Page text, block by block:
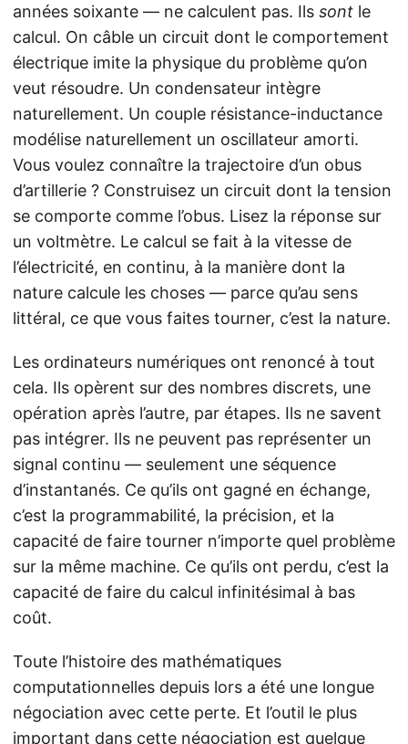
années soixante — ne calculent pas. Ils sont le
calcul. On câble un circuit dont le comportement
électrique imite la physique du problème qu’on
veut résoudre. Un condensateur intègre
naturellement. Un couple résistance-inductance
modélise naturellement un oscillateur amorti.
Vous voulez connaître la trajectoire d’un obus
d’artillerie ? Construisez un circuit dont la tension
se comporte comme l’obus. Lisez la réponse sur
un voltmètre. Le calcul se fait à la vitesse de
l’électricité, en continu, à la manière dont la
nature calcule les choses — parce qu’au sens
littéral, ce que vous faites tourner, c’est la nature.
Les ordinateurs numériques ont renoncé à tout
cela. Ils opèrent sur des nombres discrets, une
opération après l’autre, par étapes. Ils ne savent
pas intégrer. Ils ne peuvent pas représenter un
signal continu — seulement une séquence
d’instantanés. Ce qu’ils ont gagné en échange,
c’est la programmabilité, la précision, et la
capacité de faire tourner n’importe quel problème
sur la même machine. Ce qu’ils ont perdu, c’est la
capacité de faire du calcul infinitésimal à bas
coût.
Toute l’histoire des mathématiques
computationnelles depuis lors a été une longue
négociation avec cette perte. Et l’outil le plus
important dans cette négociation est quelque